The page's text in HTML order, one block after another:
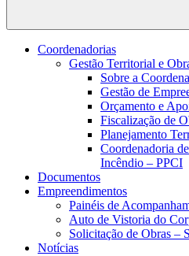
Buscar
Coordenadorias
Gestão Territorial e
Sobre a
Gestão de
Orçamento e
Fiscalização de
Planejamento
Coordenadoria
Incêndio – PPCI
Documentos
Empreendimentos
Painéis de
Auto de Vistoria do
Solicitação de Obras –
Notícias